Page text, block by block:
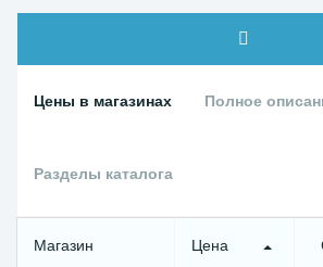
Цены в магазинах Полное
Разделы каталога
Магазин Цена